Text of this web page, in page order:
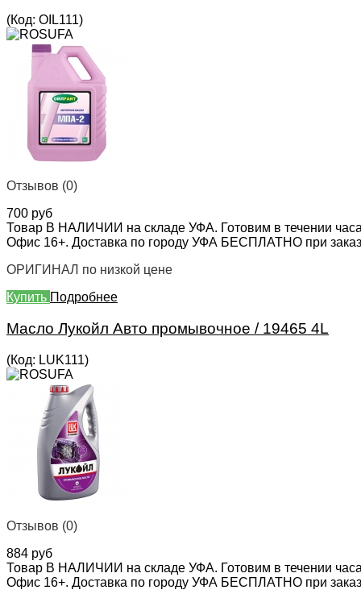
(Код: OIL111)
Отзывов (0)
700 руб
Товар В НАЛИЧИИ на складе УФА. Готовим в течении
Офис 16+. Доставка по городу УФА БЕСПЛАТНО при
ОРИГИНАЛ по низкой цене
Купить Подробнее
Масло Лукойл Авто промывочное / 19465 4L
(Код: LUK111)
Отзывов (0)
884 руб
Товар В НАЛИЧИИ на складе УФА. Готовим в течении
Офис 16+. Доставка по городу УФА БЕСПЛАТНО при